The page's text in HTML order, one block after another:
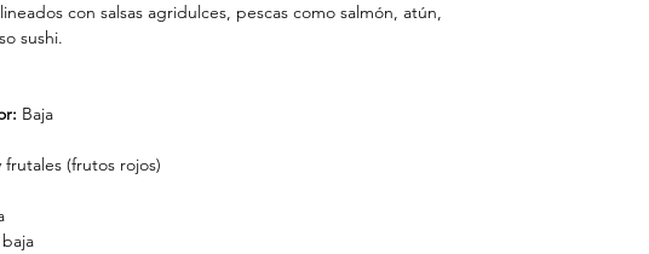
con salsas agridulces, pescas como salmón, atún,
sushi.
Baja
frutales (frutos rojos)